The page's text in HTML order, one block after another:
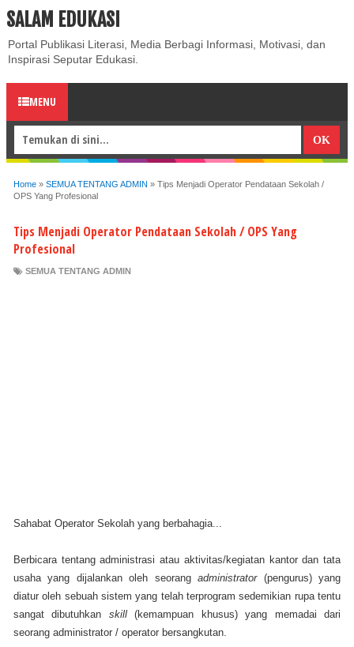
ABOUT CONTACT US
SALAM EDUKASI
Portal Publikasi Literasi, Media Berbagi Informasi, Motivasi, dan
Inspirasi Seputar Edukasi.
MENU
Home » SEMUA TENTANG ADMIN » Tips Menjadi Operator Pendataan Sekolah /
OPS Yang Profesional
Tips Menjadi Operator Pendataan Sekolah / OPS Yang
Profesional
SEMUA TENTANG ADMIN
Sahabat Operator Sekolah yang berbahagia...
Berbicara tentang administrasi atau aktivitas/kegiatan kantor dan tata
usaha yang dijalankan oleh seorangadministrator(pengurus) yang
diatur oleh sebuah sistem yang telah terprogram sedemikian rupa tentu
sangat dibutuhkan skill(kemampuan khusus) yang memadai dari
seorang administrator / operator bersangkutan.